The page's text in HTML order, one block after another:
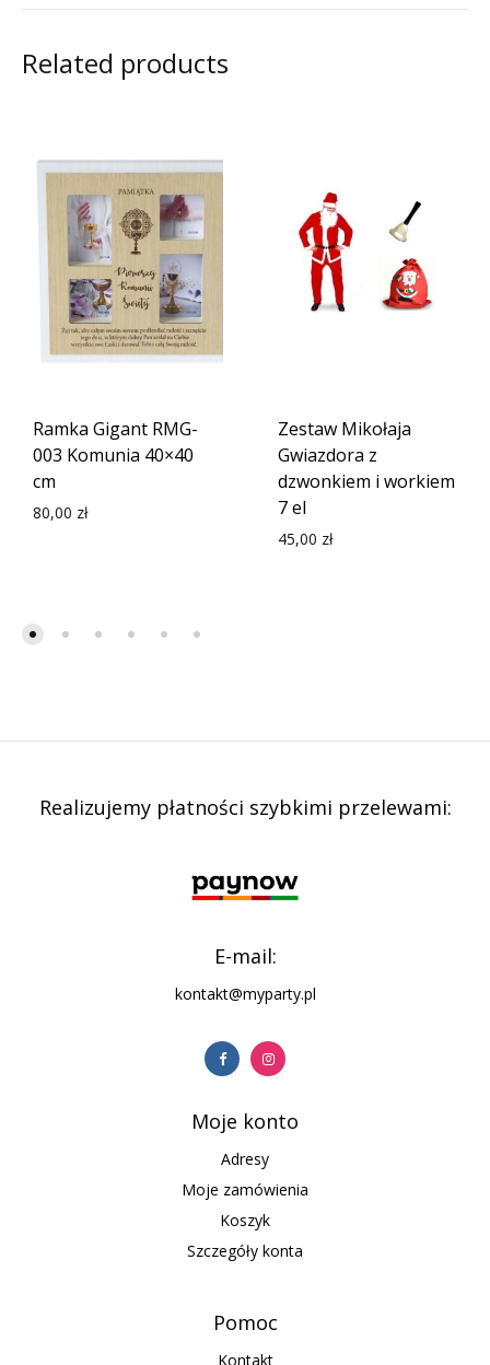
Related products
Ramka Gigant RMG-
003 Komunia 40×40
cm
80,00 zł
Zestaw Mikołaja
Gwiazdora z
dzwonkiem i workiem
7 el
45,00 zł
Realizujemy płatności szybkimi przelewami:
E-mail:
kontakt@myparty.pl
Moje konto
Adresy
Moje zamówienia
Koszyk
Szczegóły konta
Pomoc
Kontakt